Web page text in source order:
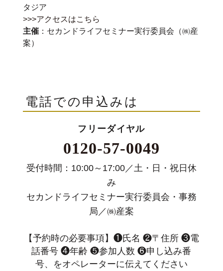
タジア
>>>アクセスはこちら
主催：セカンドライフセミナー実行委員会（㈱産
案）
電話での申込みは
フリーダイヤル
0120-57-0049
受付時間：10:00～17:00／土・日・祝日休
み
セカンドライフセミナー実行委員会・事務
局／㈱産案
【予約時の必要事項】❶氏名 ❷〒住所 ❸電
話番号 ❹年齢 ❺参加人数 ❻申し込み番
号、をオペレーターに伝えてください